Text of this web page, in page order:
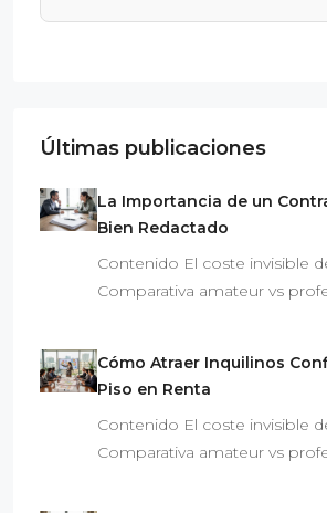
Últimas publicaciones
La Importancia de un
Bien Redactado
Contenido El coste invisible
Comparativa amateur vs
Cómo Atraer Inquilinos
Piso en Renta
Contenido El coste invisible
Comparativa amateur vs